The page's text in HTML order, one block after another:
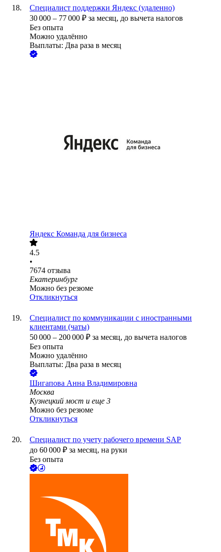
Специалист поддержки Яндекс (удаленно)
30 000 – 77 000 ₽ за месяц, до вычета налогов
Без опыта
Можно удалённо
Выплаты: Два раза в месяц
Яндекс Команда для бизнеса
4.5
•
7674 отзыва
Екатеринбург
Можно без резюме
Откликнуться
Специалист по коммуникации с иностранными
клиентами (чаты)
50 000 – 200 000 ₽ за месяц, до вычета налогов
Без опыта
Можно удалённо
Выплаты: Два раза в месяц
Шигапова Анна Владимировна
Москва
Кузнецкий мост и еще 3
Можно без резюме
Откликнуться
Специалист по учету рабочего времени SAP
до 60 000 ₽ за месяц, на руки
Без опыта